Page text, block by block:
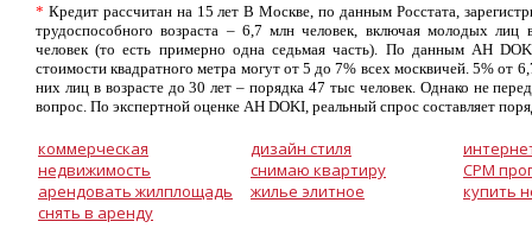
* Кредит рассчитан на 15 лет В Москве, по данным Росстата,
трудоспособного возраста – 6,7 млн человек, включая молодых лиц
человек (то есть примерно одна седьмая часть). По данным AH
стоимости квадратного метра могут от 5 до 7% всех москвичей. 5% от
них лиц в возрасте до 30 лет – порядка 47 тыс человек. Однако не
вопрос. По экспертной оценке AH DOKI, реальный спрос составляет
коммерческая
недвижимость
арендовать жилплощадь
снять в аренду
дизайн стиля
снимаю квартиру
жилье элитное
СРМ
купить